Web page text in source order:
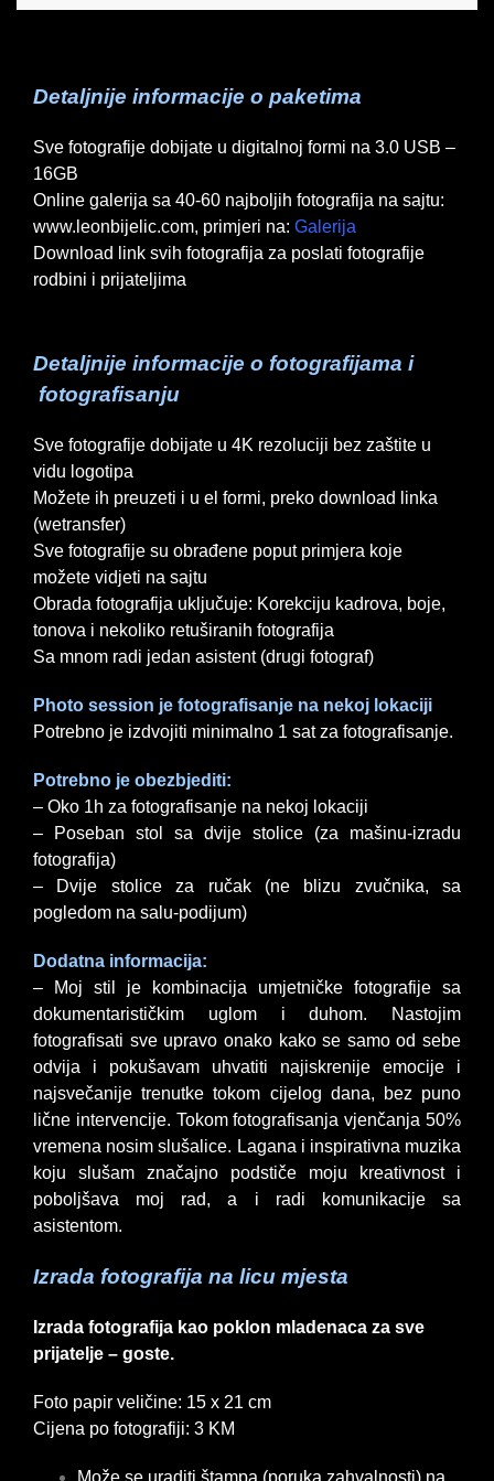
Detaljnije informacije o paketima
Sve fotografije dobijate u digitalnoj formi na 3.0 USB –
16GB
Online galerija sa 40-60 najboljih fotografija na sajtu:
www.leonbijelic.com, primjeri na: Galerija
Download link svih fotografija za poslati fotografije
rodbini i prijateljima
Detaljnije informacije o fotografijama i
fotografisanju
Sve fotografije dobijate u 4K rezoluciji bez zaštite u
vidu logotipa
Možete ih preuzeti i u el formi, preko download linka
(wetransfer)
Sve fotografije su obrađene poput primjera koje
možete vidjeti na sajtu
Obrada fotografija uključuje: Korekciju kadrova, boje,
tonova i nekoliko retuširanih fotografija
Sa mnom radi jedan asistent (drugi fotograf)
Photo session je fotografisanje na nekoj lokaciji
Potrebno je izdvojiti minimalno 1 sat za fotografisanje.
Potrebno je obezbjediti:
– Oko 1h za fotografisanje na nekoj lokaciji
– Poseban stol sa dvije stolice (za mašinu-izradu
fotografija)
– Dvije stolice za ručak (ne blizu zvučnika, sa
pogledom na salu-podijum)
Dodatna informacija:
– Moj stil je kombinacija umjetničke fotografije sa
dokumentarističkim uglom i duhom. Nastojim
fotografisati sve upravo onako kako se samo od sebe
odvija i pokušavam uhvatiti najiskrenije emocije i
najsvečanije trenutke tokom cijelog dana, bez puno
lične intervencije. Tokom fotografisanja vjenčanja 50%
vremena nosim slušalice. Lagana i inspirativna muzika
koju slušam značajno podstiče moju kreativnost i
poboljšava moj rad, a i radi komunikacije sa
asistentom.
Izrada fotografija na licu mjesta
zrada fotografija kao poklon mladenaca za sve
prijatelje – goste.
Foto papir veličine: 15 x 21 cm
Cijena po fotografiji: 3 KM
Može se uraditi štampa (poruka zahvalnosti) na